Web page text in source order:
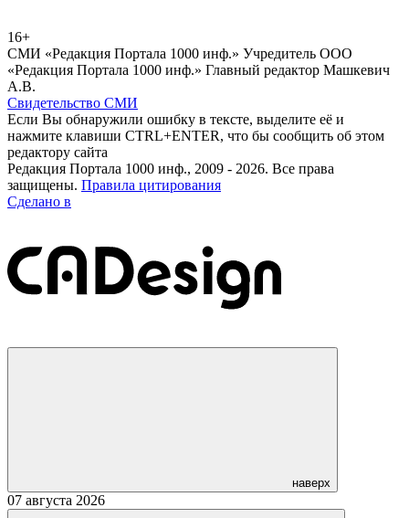
16+
СМИ «Редакция Портала 1000 инф.» Учредитель ООО
«Редакция Портала 1000 инф.» Главный редактор Машкевич
А.В.
Свидетельство СМИ
Если Вы обнаружили ошибку в тексте, выделите её и
нажмите клавиши CTRL+ENTER, что бы сообщить об этом
редактору сайта
Редакция Портала 1000 инф., 2009 - 2026. Все права
защищены. Правила цитирования
Сделано в
наверх
07 августа 2026